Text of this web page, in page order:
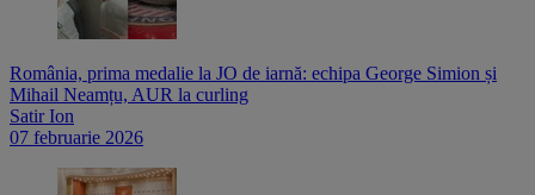
România, prima medalie la JO de iarnă: echipa George Simion și
Mihail Neamțu, AUR la curling
Satir Ion
07 februarie 2026